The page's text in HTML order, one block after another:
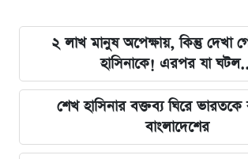
২ লাখ মানুষ অপেক্ষায়, কিন্তু দেখা
হাসিনাকে! এরপর যা
শেখ হাসিনার বক্তব্য ঘিরে ভারতকে
বাংলাদেশের